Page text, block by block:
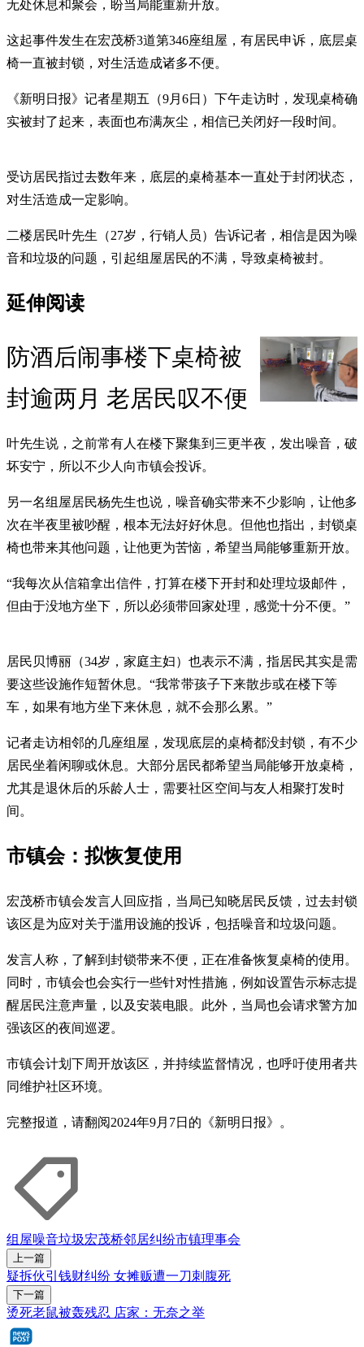
无处休息和聚会，盼当局能重新开放。
这起事件发生在宏茂桥3道第346座组屋，有居民申诉，底层桌
椅一直被封锁，对生活造成诸多不便。
《新明日报》记者星期五（9月6日）下午走访时，发现桌椅确
实被封了起来，表面也布满灰尘，相信已关闭好一段时间。
受访居民指过去数年来，底层的桌椅基本一直处于封闭状态，
对生活造成一定影响。
二楼居民叶先生（27岁，行销人员）告诉记者，相信是因为噪
音和垃圾的问题，引起组屋居民的不满，导致桌椅被封。
延伸阅读
防酒后闹事楼下桌椅被
封逾两月 老居民叹不便
叶先生说，之前常有人在楼下聚集到三更半夜，发出噪音，破
坏安宁，所以不少人向市镇会投诉。
另一名组屋居民杨先生也说，噪音确实带来不少影响，让他多
次在半夜里被吵醒，根本无法好好休息。但他也指出，封锁桌
椅也带来其他问题，让他更为苦恼，希望当局能够重新开放。
“我每次从信箱拿出信件，打算在楼下开封和处理垃圾邮件，
但由于没地方坐下，所以必须带回家处理，感觉十分不便。”
居民贝博丽（34岁，家庭主妇）也表示不满，指居民其实是需
要这些设施作短暂休息。“我常带孩子下来散步或在楼下等
车，如果有地方坐下来休息，就不会那么累。”
记者走访相邻的几座组屋，发现底层的桌椅都没封锁，有不少
居民坐着闲聊或休息。大部分居民都希望当局能够开放桌椅，
尤其是退休后的乐龄人士，需要社区空间与友人相聚打发时
间。
市镇会：拟恢复使用
宏茂桥市镇会发言人回应指，当局已知晓居民反馈，过去封锁
该区是为应对关于滥用设施的投诉，包括噪音和垃圾问题。
发言人称，了解到封锁带来不便，正在准备恢复桌椅的使用。
同时，市镇会也会实行一些针对性措施，例如设置告示标志提
醒居民注意声量，以及安装电眼。此外，当局也会请求警方加
强该区的夜间巡逻。
市镇会计划下周开放该区，并持续监督情况，也呼吁使用者共
同维护社区环境。
完整报道，请翻阅2024年9月7日的《新明日报》。
组屋噪音垃圾宏茂桥邻居纠纷市镇理事会
上一篇
疑拆伙引钱财纠纷 女摊贩遭一刀刺腹死
下一篇
烫死老鼠被轰残忍 店家：无奈之举